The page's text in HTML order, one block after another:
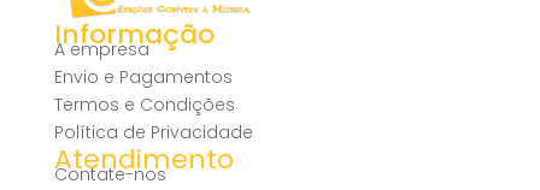
Informação
A empresa
Envio e Pagamentos
Termos e Condições
Política de Privacidade
Atendimento
Contate-nos